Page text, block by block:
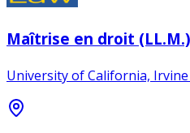
Maîtrise en droit (LL.M.)
University of California,